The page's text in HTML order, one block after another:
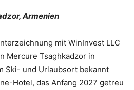
Armenien
mit WinInvest LLC
Mercure Tsaghkadzor in
Ski- und Urlaubsort bekannt
Hotel, das Anfang 2027 getreu